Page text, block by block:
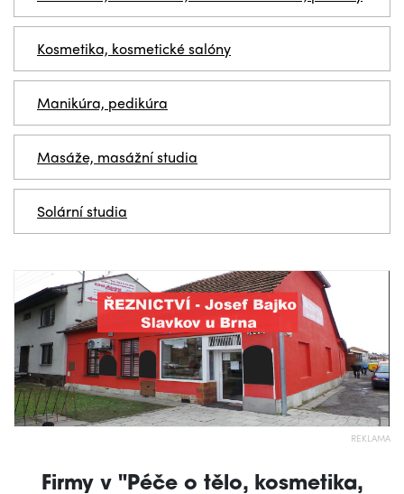
Kosmetika, kosmetické salóny
Manikúra, pedikúra
Masáže, masážní studia
Solární studia
REKLAMA
Firmy v "Péče o tělo, kosmetika,